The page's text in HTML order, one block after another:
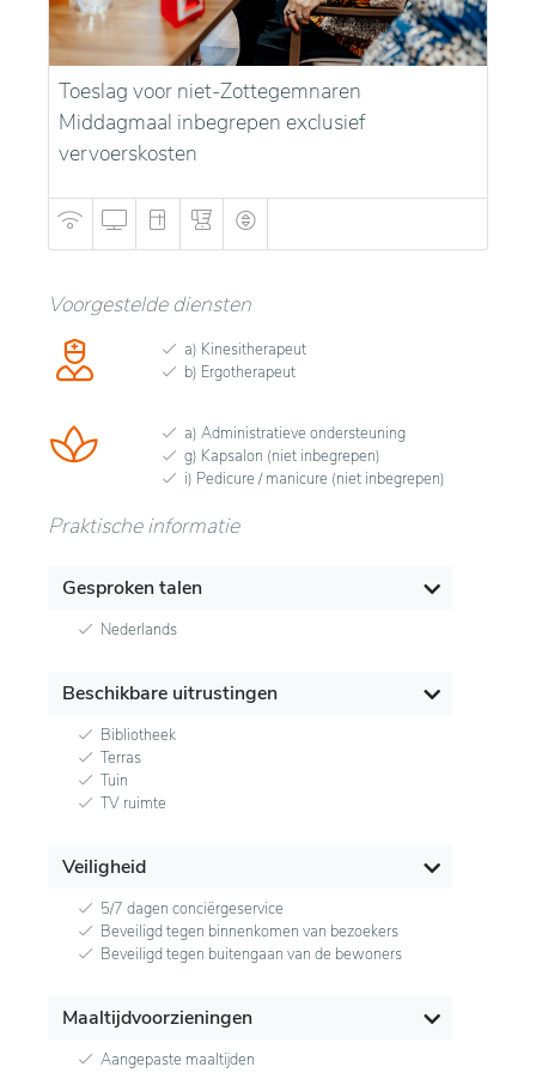
Toeslag voor niet-Zottegemnaren
Middagmaal inbegrepen exclusief
vervoerskosten
Voorgestelde diensten
a) Kinesitherapeut
b) Ergotherapeut
a) Administratieve ondersteuning
g) Kapsalon (niet inbegrepen)
i) Pedicure / manicure (niet inbegrepen)
Praktische informatie
Gesproken talen
Nederlands
Beschikbare uitrustingen
Bibliotheek
Terras
Tuin
TV ruimte
Veiligheid
5/7 dagen conciërgeservice
Beveiligd tegen binnenkomen van bezoekers
Beveiligd tegen buitengaan van de bewoners
Maaltijdvoorzieningen
Aangepaste maaltijden